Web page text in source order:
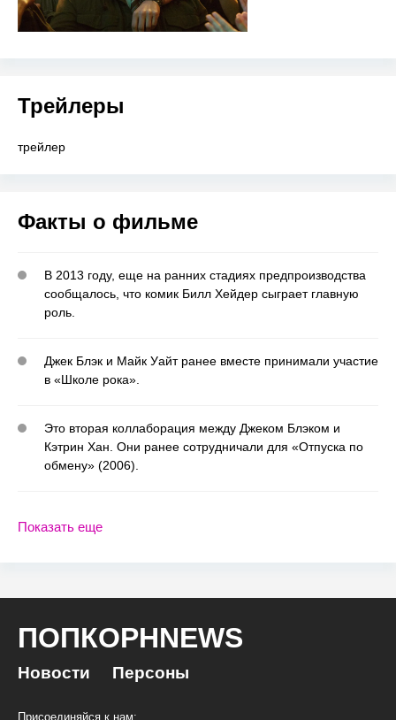
Трейлеры
трейлер
Факты о фильме
В 2013 году, еще на ранних стадиях предпроизводства
сообщалось, что комик Билл Хейдер сыграет главную
роль.
Джек Блэк и Майк Уайт ранее вместе принимали участие
в «Школе рока».
Это вторая коллаборация между Джеком Блэком и
Кэтрин Хан. Они ранее сотрудничали для «Отпуска по
обмену» (2006).
Показать еще
ПОПКОРНNEWS
Новости Персоны
Присоединяйся к нам: